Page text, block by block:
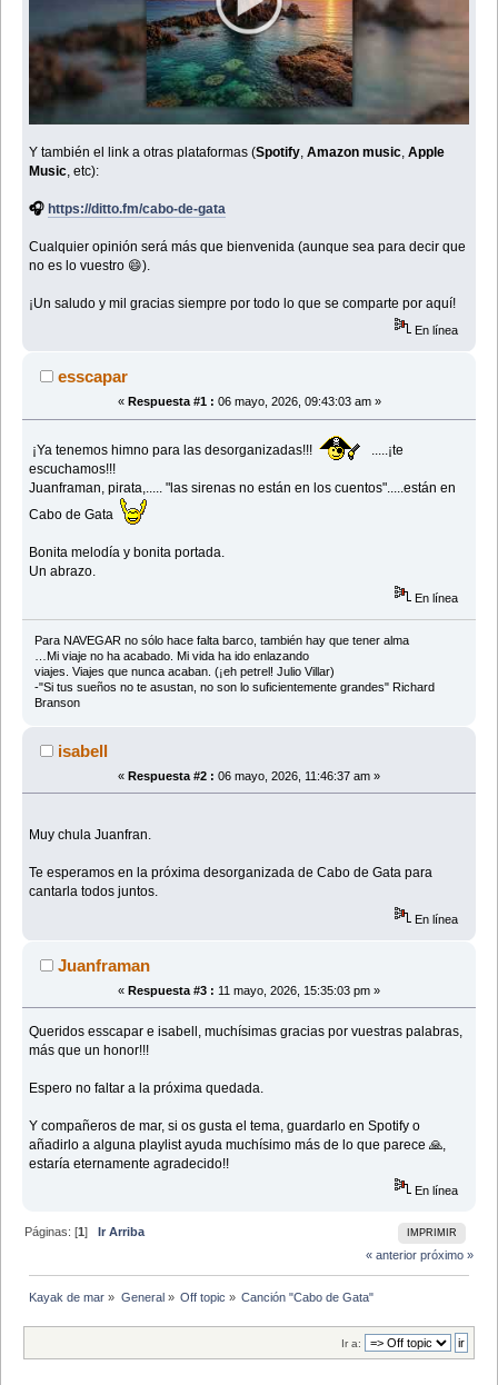
Y también el link a otras plataformas (Spotify,Amazon music,Apple
Music, etc):
🎧 https://ditto.fm/cabo-de-gata
Cualquier opinión será más que bienvenida (aunque sea para decir que
no es lo vuestro 😄).
¡Un saludo y mil gracias siempre por todo lo que se comparte por aquí!
En línea
esscapar
« Respuesta #1 : 06 mayo, 2026, 09:43:03 am »
¡Ya tenemos himno para las desorganizadas!!!
.....¡te
escuchamos!!!
Juanframan, pirata,..... "las sirenas no están en los cuentos".....están en
Cabo de Gata
Bonita melodía y bonita portada.
Un abrazo.
En línea
Para NAVEGAR no sólo hace falta barco, también hay que tener alma
…Mi viaje no ha acabado. Mi vida ha ido enlazando
viajes. Viajes que nunca acaban. (¡eh petrel! Julio Villar)
-"Si tus sueños no te asustan, no son lo suficientemente grandes" Richard
Branson
isabell
« Respuesta #2 : 06 mayo, 2026, 11:46:37 am »
Muy chula Juanfran.
Te esperamos en la próxima desorganizada de Cabo de Gata para
cantarla todos juntos.
En línea
Juanframan
« Respuesta #3 : 11 mayo, 2026, 15:35:03 pm »
Queridos esscapar e isabell, muchísimas gracias por vuestras palabras,
más que un honor!!!
Espero no faltar a la próxima quedada.
Y compañeros de mar, si os gusta el tema, guardarlo en Spotify o
añadirlo a alguna playlist ayuda muchísimo más de lo que parece 🙏,
estaría eternamente agradecido!!
En línea
IMPRIMIR
Páginas: [1]Ir Arriba
« anterior próximo »
Kayak de mar » General» Off topic » Canción "Cabo de Gata"
Ir a: